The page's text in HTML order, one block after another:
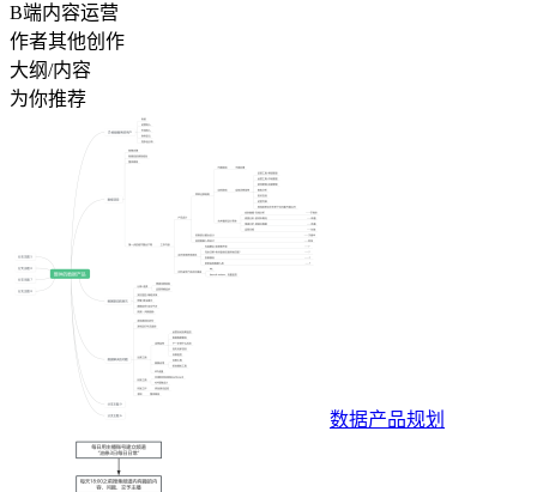
B端内容运营
作者其他创作
大纲/内容
为你推荐
数据产品规划